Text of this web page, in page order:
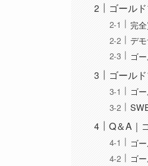
ゴール
完
デ
ゴ
ゴール
ゴ
Q＆A｜
ゴ
ゴ